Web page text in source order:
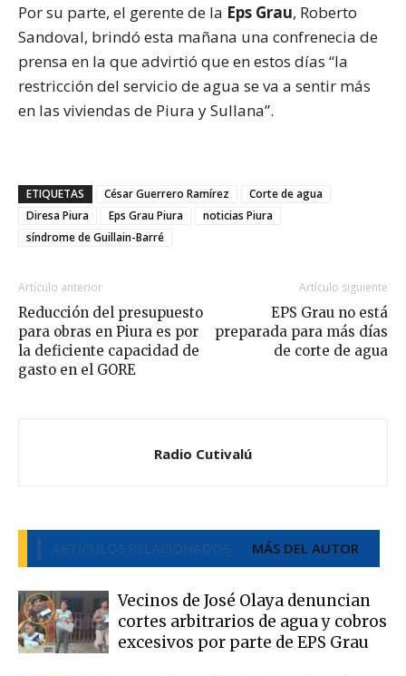
Por su parte, el gerente de la Eps Grau, Roberto
Sandoval, brindó esta mañana una confrenecia de
prensa en la que advirtió que en estos días “la
restricción del servicio de agua se va a sentir más
en las viviendas de Piura y Sullana”.
ETIQUETAS César Guerrero Ramírez
Corte de agua
Diresa Piura
Eps Grau Piura
noticias Piura
síndrome de Guillain-Barré
Artículo anterior
Reducción del presupuesto
para obras en Piura es por
la deficiente capacidad de
gasto en el GORE
Artículo siguiente
EPS Grau no está
preparada para más días
de corte de agua
Radio Cutivalú
ARTÍCULOS RELACIONADOS MÁS DEL AUTOR
Vecinos de José Olaya denuncian
cortes arbitrarios de agua y cobros
excesivos por parte de EPS Grau